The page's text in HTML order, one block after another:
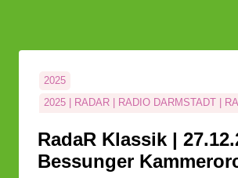
2025
2025 | RADAR | RADIO DARMSTADT |
UNTERHALTUNG
BESSUNGERKAMMERORCHESTER
RadaR Klassik |
Bessunger